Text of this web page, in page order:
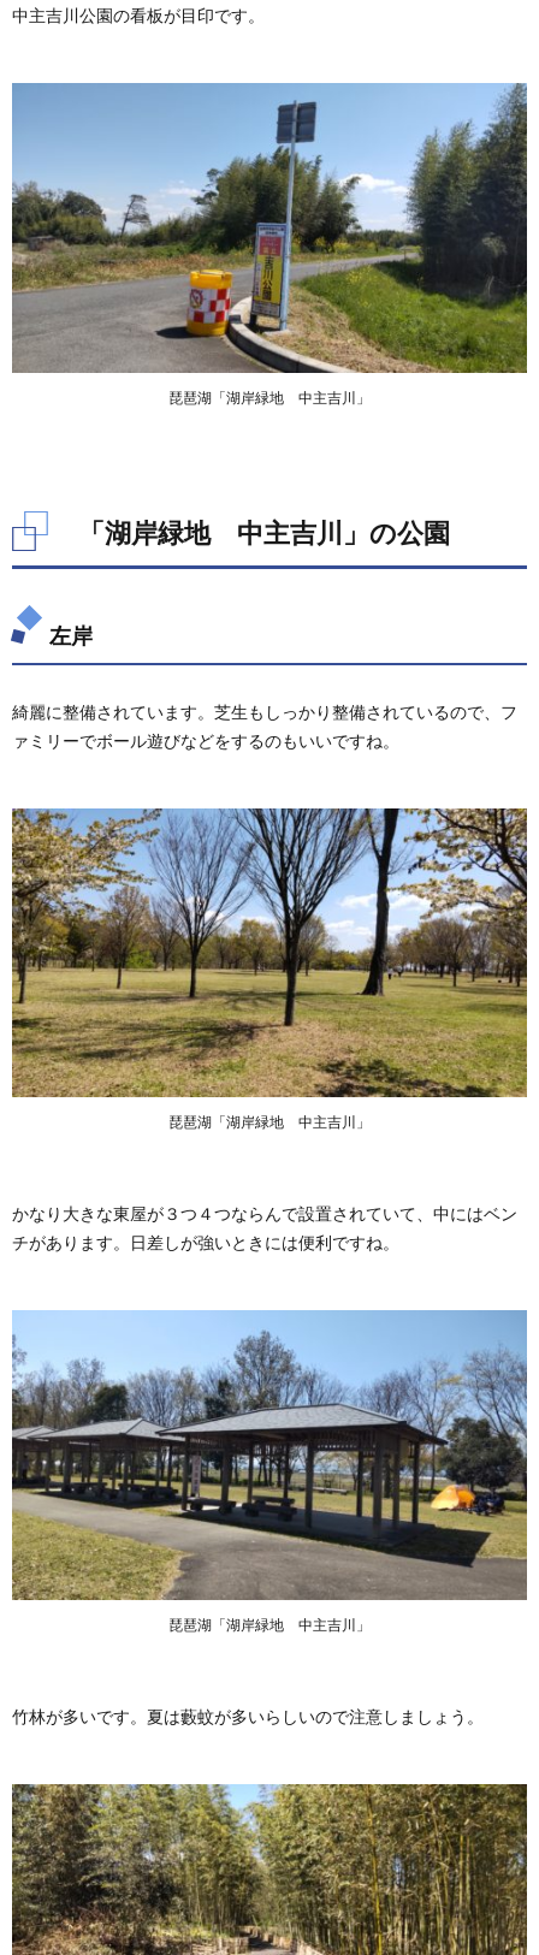
中主吉川公園の看板が目印です。
琵琶湖「湖岸緑地 中主吉川」
「湖岸緑地 中主吉川」の公園
左岸
綺麗に整備されています。芝生もしっかり整備されているので、フ
ァミリーでボール遊びなどをするのもいいですね。
琵琶湖「湖岸緑地 中主吉川」
かなり大きな東屋が３つ４つならんで設置されていて、中にはベン
チがあります。日差しが強いときには便利ですね。
琵琶湖「湖岸緑地 中主吉川」
竹林が多いです。夏は藪蚊が多いらしいので注意しましょう。